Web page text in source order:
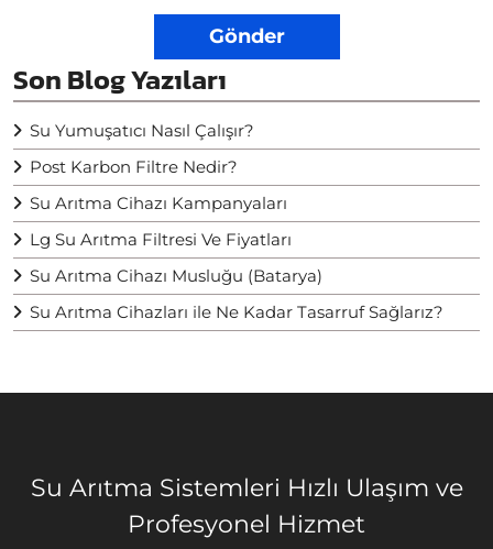
Gönder
Son Blog Yazıları
Su Yumuşatıcı Nasıl Çalışır?
Post Karbon Filtre Nedir?
Su Arıtma Cihazı Kampanyaları
Lg Su Arıtma Filtresi Ve Fiyatları
Su Arıtma Cihazı Musluğu (Batarya)
Su Arıtma Cihazları ile Ne Kadar Tasarruf Sağlarız?
Su Arıtma Sistemleri Hızlı Ulaşım ve
Profesyonel Hizmet